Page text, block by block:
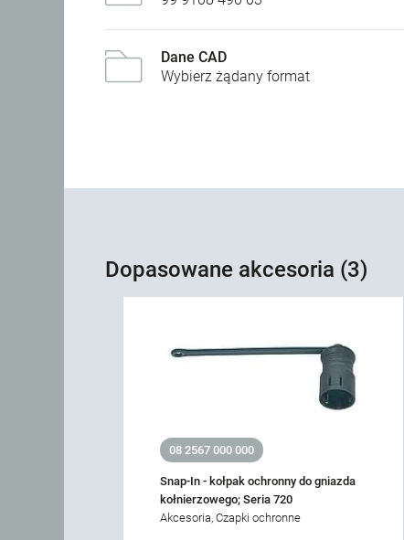
Dane CAD
Wybierz żądany format
Dopasowane akcesoria (3)
08 2567 000 000
Snap-In - kołpak ochronny do gniazda
kołnierzowego; Seria 720
Akcesoria, Czapki ochronne